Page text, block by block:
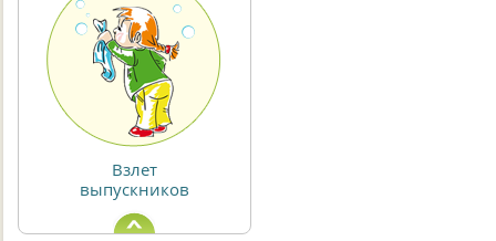
Взлет
выпускников